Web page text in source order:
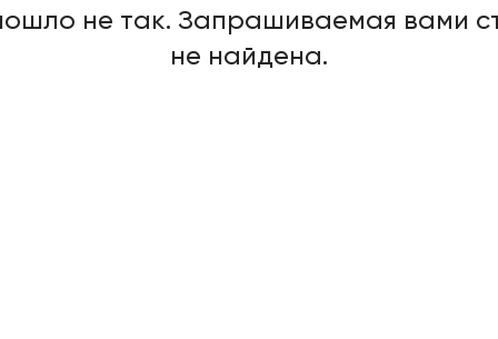
не так. Запрашиваемая вами
не найдена.